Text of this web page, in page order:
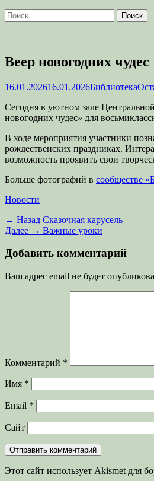
Поиск
Найти:
Веер новогодних чудес
Опубликовано
16.01.202616.01.2026Автор
Библиотека
Сегодня в уютном зале
новогодних чудес» для
В ходе мероприятия участники
рождественских праздниках.
возможность проявить свои
Больше фотографий в сообществе
Категории
Новости
Навигация
по
записям
← Назад Предыдущая
запись:
Сказочная карусель
Далее → Следующая
Важные уроки
Добавить комментарий
Ваш адрес email не будет
Комментарий *
Имя *
Email *
Сайт
Этот сайт использует Akismet для